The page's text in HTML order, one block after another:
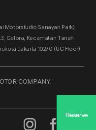
Reserve
Motorstudio Senayan Park)
Gelora, Kecamatan Tanah
Jakarta 10270 (UG Floor)
COMPANY.